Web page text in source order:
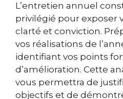
L’entretien annuel
privilégié pour exposer
clarté et conviction.
vos réalisations de
identifiant vos points
d’amélioration. Cette
vous permettra de
objectifs et de